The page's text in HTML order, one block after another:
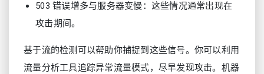
503 错误增多与服务器变慢：这些情况通常出现在
攻击期间。
基于流的检测可以帮助你捕捉到这些信号。你可以利用
流量分析工具追踪异常流量模式，尽早发现攻击。机器